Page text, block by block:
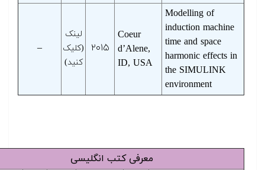
Modelling of
induction machine
time and space
harmonic effects in
the SIMULINK
environment
Coeur
d’Alene,
ID, USA
۲۰۱۵
(کلیک
معرفی کتب انگلیسی